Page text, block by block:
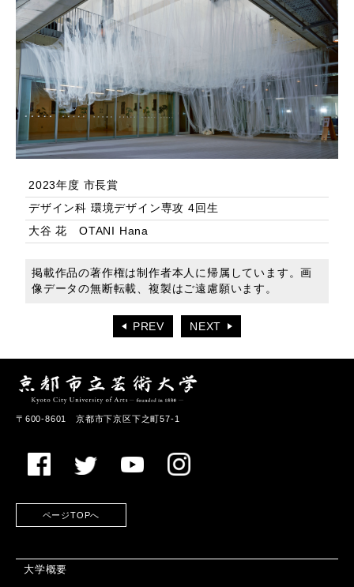
2023年度 市長賞
デザイン科 環境デザイン専攻 4回生
大谷 花 OTANI Hana
掲載作品の著作権は制作者本人に帰属しています。画
像データの無断転載、複製はご遠慮願います。
PREV NEXT
〒600-8601 京都市下京区下之町57-1
ページTOPへ
大学概要